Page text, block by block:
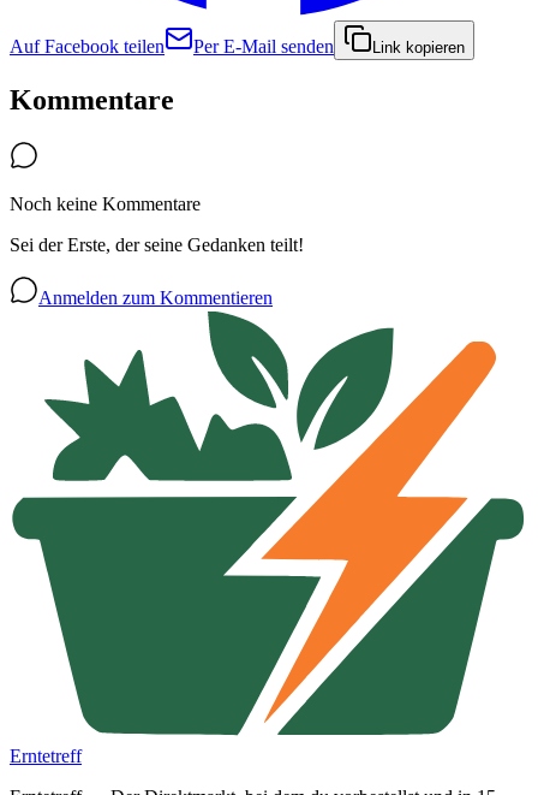
Auf Facebook teilen Per E-Mail senden Link kopieren
Kommentare
Noch keine Kommentare
Sei der Erste, der seine Gedanken teilt!
Anmelden zum Kommentieren
Erntetreff